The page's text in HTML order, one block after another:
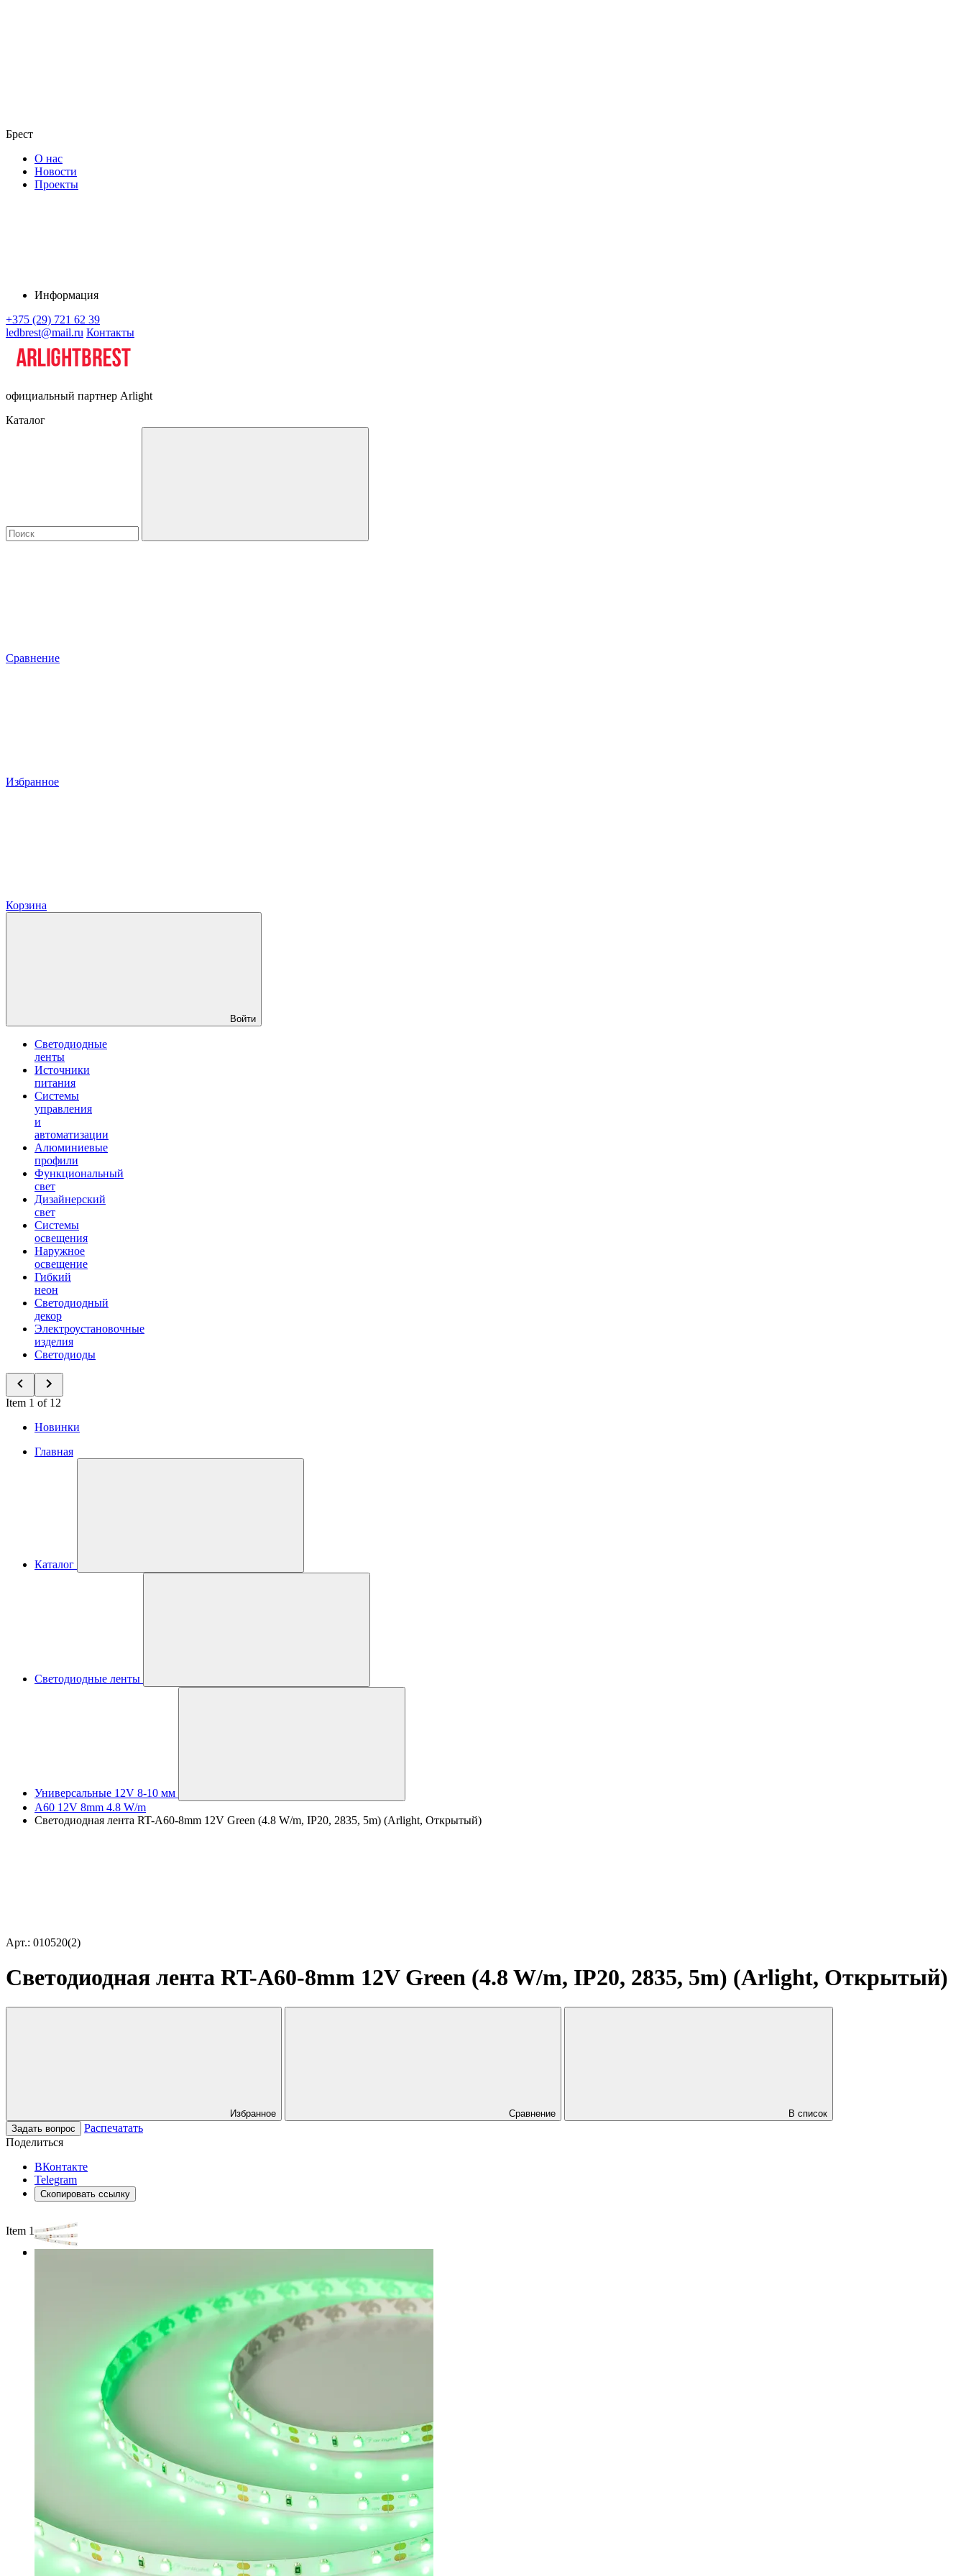
Брест
О нас
Новости
Проекты
Информация
+375 (29) 721 62 39
ledbrest@mail.ru Контакты
официальный партнер Arlight
Каталог
Сравнение
Избранное
Корзина
Войти
Светодиодные
ленты
Источники
питания
Системы
управления
и
автоматизации
Алюминиевые
профили
Функциональный
свет
Дизайнерский
свет
Системы
освещения
Наружное
освещение
Гибкий
неон
Светодиодный
декор
Электроустановочные
изделия
Светодиоды
Item 1 of 12
Новинки
Главная
Каталог
Светодиодные ленты
Универсальные 12V 8-10 мм
A60 12V 8mm 4.8 W/m
Светодиодная лента RT-A60-8mm 12V Green (4.8 W/m, IP20, 2835, 5m) (Arlight, Открытый)
Арт.: 010520(2)
Светодиодная лента RT-A60-8mm 12V Green (4.8 W/m, IP20, 2835, 5m) (Arlight, Открытый)
Избранное Сравнение
В список
Задать вопрос
Распечатать
Поделиться
ВКонтакте
Telegram
Скопировать ссылку
Item 1 of 3